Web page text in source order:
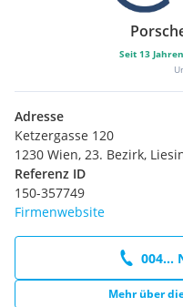
Seit 13
Adresse
Ketzergasse 120
1230 Wien, 23. Bezirk,
Referenz ID
150-357749
Firmenwebsite
004...
Mehr über